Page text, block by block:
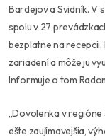
Bardejov a Svidník. V
spolu v 27
bezplatne na
zariadení a môže ju
Informuje o tom
,,Dovolenka v
ešte zaujímavejšia,